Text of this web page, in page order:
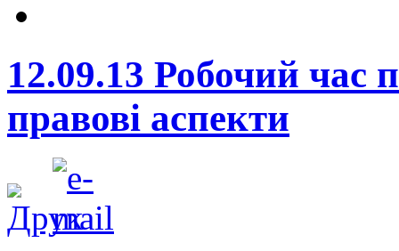
12.09.13 Робочий час
правові аспекти